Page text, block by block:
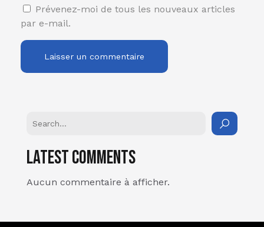
Latest Comments
Aucun commentaire à afficher.
Prévenez-moi de tous les nouveaux articles
par e-mail.